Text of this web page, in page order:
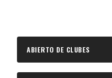
ABIERTO DE CLUBES